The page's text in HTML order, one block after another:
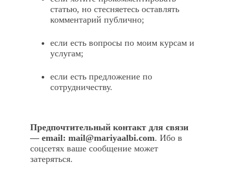
статью, но стесняетесь оставлять
комментарий публично;
если есть вопросы по моим курсам и
услугам;
если есть предложение по
сотрудничеству.
Предпочтительный контакт для связи
— email: mail@mariyaalbi.com. Ибо в
соцсетях ваше сообщение может
затеряться.